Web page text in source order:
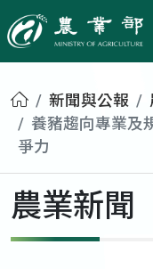
農業部
首頁新聞與公報
養豬趨向專業及
爭力
農業新聞